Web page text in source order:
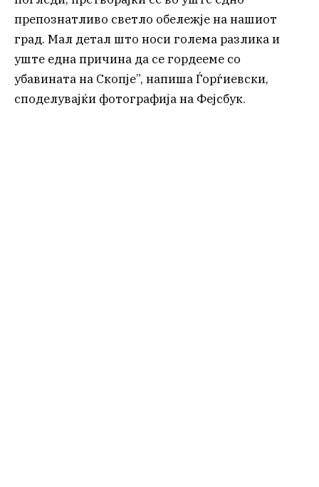
препознатливо светло обележје на нашиот
град. Мал детал што носи голема разлика и
уште една причина да се гордееме со
убавината на Скопје”, напиша Ѓорѓиевски,
споделувајќи фотографија на Фејсбук.